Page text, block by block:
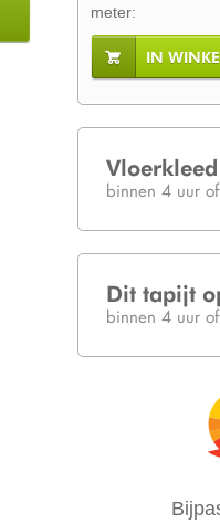
meter:
IN
binnen 4 uur
Dit tapijt
binnen 4 uur